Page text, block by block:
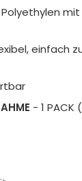
einfach
- 1 PACK